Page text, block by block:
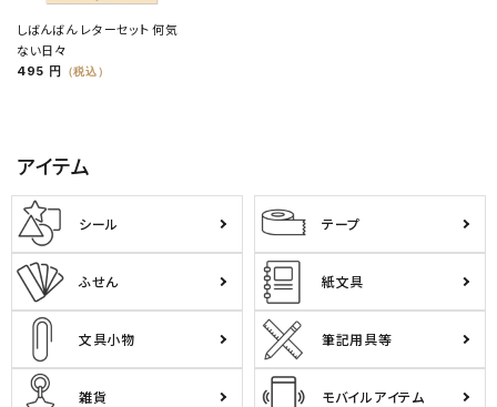
しばんばん レターセット 何気
ない日々
495 円 （税込）
アイテム
シール テープ
ふせん 紙文具
文具小物 筆記用具等
雑貨 モバイルアイテム